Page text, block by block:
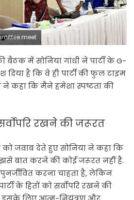
meet
बैठक में सोनिया गांधी ने पार्टी के G-
है कि वे ही पार्टी की फुल टाइम
ने कहा कि मैंने हमेशा स्पष्टता की
सर्वोपरि रखने की जरूरत
को जवाब देते हुए सोनिया ने कहा कि
बात करने की कोई जरूरत नहीं है.
करना चाहता है, लेकिन
के हितों को सर्वोपरि रखने की